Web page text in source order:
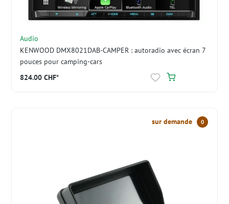
Audio
KENWOOD DMX8021DAB-CAMPER : autoradio avec écran 7
pouces pour camping-cars
824.00 CHF*
sur demande 0